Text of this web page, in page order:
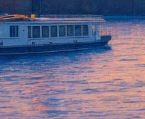
перепостив с которым трек и